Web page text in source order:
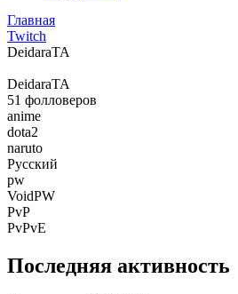
Главная
Twitch
DeidaraTA
DeidaraTA
51 фолловеров
anime
dota2
naruto
Русский
pw
VoidPW
PvP
PvPvE
Последняя активность